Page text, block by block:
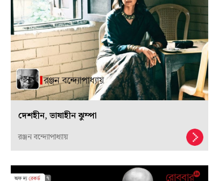
দেশহীন, ভাষাহীন ঝুম্পা
রঞ্জন বন্দ্যোপাধ্যায়